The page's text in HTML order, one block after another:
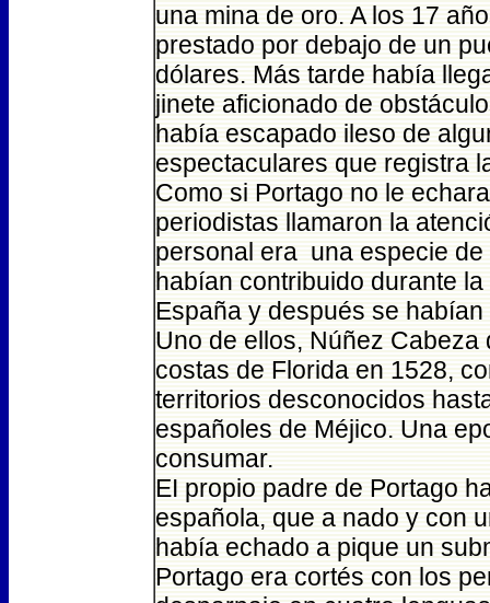
una mina de oro. A los 17
prestado por debajo de un
dólares. Más tarde había
jinete aficionado de
había escapado ileso de
espectaculares que registra
Como si Portago no le
periodistas llamaron la
personal era una especie
habían contribuido durante
España y después se
Uno de ellos, Núñez
costas de Florida en 1528,
territorios desconocidos
españoles de Méjico. Una
consumar.
EI propio padre de Portago
española, que a nado y con
había echado a pique un
Portago era cortés con los